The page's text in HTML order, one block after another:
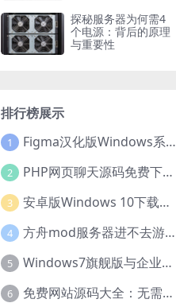
探秘服务器为何需4
个电源：背后的原理
与重要性
排行榜展示
1 Figma汉化版Windows系统下载安装全攻略
2 PHP网页聊天源码免费下载，开启便捷在线聊天开发之旅
3 安卓版Windows 10下载安装全攻略
4 方舟mod服务器进不去游戏？这些原因和解决办法你得知道
5 Windows7旗舰版与企业版大揭秘：差异之处全知晓
6 免费网站源码大全：无需下载，海量资源轻松获取